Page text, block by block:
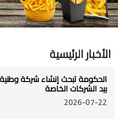
الأخبار الرئيسية
الحكومة تبحث إنشاء شركة وطنية
بيد الشركات الخاصة
2026-07-22